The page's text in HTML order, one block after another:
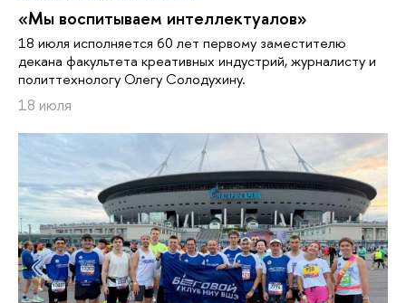
«Мы воспитываем интеллектуалов»
18 июля исполняется 60 лет первому заместителю
декана факультета креативных индустрий, журналисту и
политтехнологу Олегу Солодухину.
18 июля